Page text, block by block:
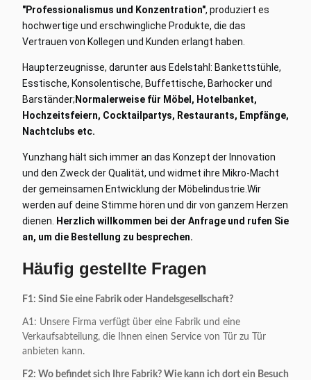
"Professionalismus und Konzentration", produziert es
hochwertige und erschwingliche Produkte, die das
Vertrauen von Kollegen und Kunden erlangt haben.
Haupterzeugnisse, darunter aus Edelstahl: Bankettstühle,
Esstische, Konsolentische, Buffettische, Barhocker und
Barständer; Normalerweise für Möbel, Hotelbanket,
Hochzeitsfeiern, Cocktailpartys, Restaurants, Empfänge,
Nachtclubs etc.
Yunzhang hält sich immer an das Konzept der Innovation
und den Zweck der Qualität, und widmet ihre Mikro-Macht
der gemeinsamen Entwicklung der Möbelindustrie. Wir
werden auf deine Stimme hören und dir von ganzem Herzen
dienen.
Herzlich willkommen bei der Anfrage und rufen Sie
an, um die Bestellung zu besprechen.
Häufig gestellte Fragen
F1: Sind Sie eine Fabrik oder Handelsgesellschaft?
A1: Unsere Firma verfügt über eine Fabrik und eine
Verkaufsabteilung, die Ihnen einen Service von Tür zu Tür
anbieten kann.
F2: Wo befindet sich Ihre Fabrik? Wie kann ich dort ein Besuch